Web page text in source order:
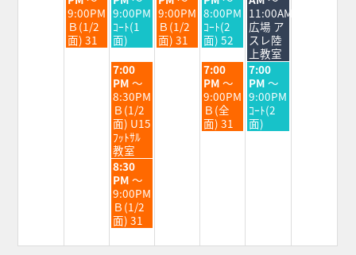
日,
9
月
1st
9:00PM
Ｂ(1/2
面) 31
日,
9
月
2nd
2026
9:00PM
ｺｰﾄ(1
面)
日,
9
月
3rd
9:00PM
Ｂ(1/2
面) 31
日,
9
月
4th
2026
8:00PM
ｺｰﾄ(2
面) 52
日,
9
月
5th
2026
11:00AM
広場 ア
スレ陸
上教室
水
曜
日,
9
月
2nd
2026
7:00
PM ～
8:30PM
Ｂ(1/2
面) U15
ﾌｯﾄｻﾙ
教室
金
曜
日,
9
月
4th
7:00
PM ～
9:00PM
Ｂ(全
面) 31
土
曜
日,
9
月
5th
7:00
PM ～
9:00PM
ｺｰﾄ(2
面)
水
曜
日,
9
月
2nd
2026
8:30
PM ～
9:00PM
Ｂ(1/2
面) 31